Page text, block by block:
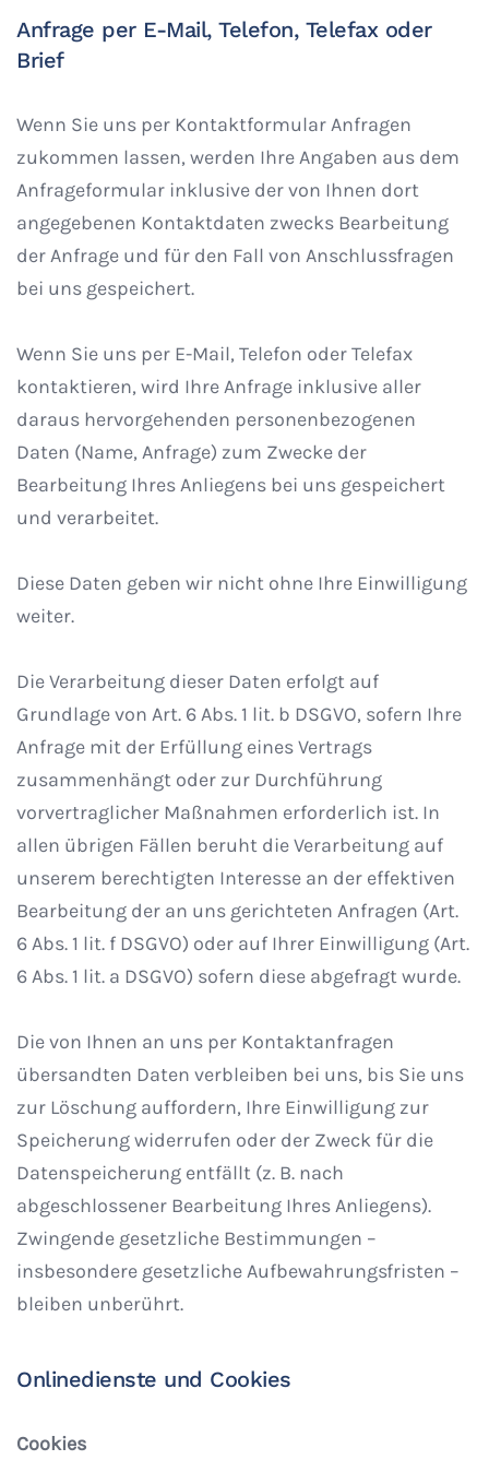
Anfrage per E-Mail, Telefon, Telefax oder
Brief
Wenn Sie uns per Kontaktformular Anfragen
zukommen lassen, werden Ihre Angaben aus dem
Anfrageformular inklusive der von Ihnen dort
angegebenen Kontaktdaten zwecks Bearbeitung
der Anfrage und für den Fall von Anschlussfragen
bei uns gespeichert.
Wenn Sie uns per E-Mail, Telefon oder Telefax
kontaktieren, wird Ihre Anfrage inklusive aller
daraus hervorgehenden personenbezogenen
Daten (Name, Anfrage) zum Zwecke der
Bearbeitung Ihres Anliegens bei uns gespeichert
und verarbeitet.
Diese Daten geben wir nicht ohne Ihre Einwilligung
weiter.
Die Verarbeitung dieser Daten erfolgt auf
Grundlage von Art. 6 Abs. 1 lit. b DSGVO, sofern Ihre
Anfrage mit der Erfüllung eines Vertrags
zusammenhängt oder zur Durchführung
vorvertraglicher Maßnahmen erforderlich ist. In
allen übrigen Fällen beruht die Verarbeitung auf
unserem berechtigten Interesse an der effektiven
Bearbeitung der an uns gerichteten Anfragen (Art.
6 Abs. 1 lit. f DSGVO) oder auf Ihrer Einwilligung (Art.
6 Abs. 1 lit. a DSGVO) sofern diese abgefragt wurde.
Die von Ihnen an uns per Kontaktanfragen
übersandten Daten verbleiben bei uns, bis Sie uns
zur Löschung auffordern, Ihre Einwilligung zur
Speicherung widerrufen oder der Zweck für die
Datenspeicherung entfällt (z. B. nach
abgeschlossener Bearbeitung Ihres Anliegens).
Zwingende gesetzliche Bestimmungen –
insbesondere gesetzliche Aufbewahrungsfristen –
bleiben unberührt.
Onlinedienste und Cookies
Cookies